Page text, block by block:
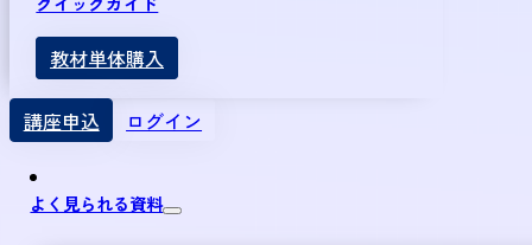
教材単体購入
講座申込 ログイン
よく見られる資料